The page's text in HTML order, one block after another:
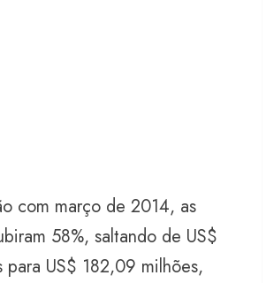
com março de 2014, as
58%, saltando de US$
para US$ 182,09 milhões,